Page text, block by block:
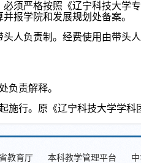
必须严格按照《辽宁科技大学
报学院和发展规划处备案。
头人负责制。经费使用由带
负责解释。
施行。原《辽宁科技大学学科
教育厅 本科教学管理平台